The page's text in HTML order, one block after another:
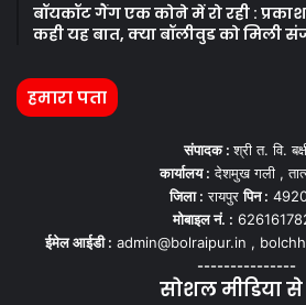
बॉयकॉट गैंग एक कोने में रो रही :
कही यह बात, क्या बॉलीवुड को मिली
हमारा पता
संपादक :श्री त. वि.
कार्यालय : देशमुख गली ,
जिला : रायपुरपिन :
मोबाइल नं. :
ईमेल आईडी : admin@bolraipur.in ,
---------------
सोशल मीडिया